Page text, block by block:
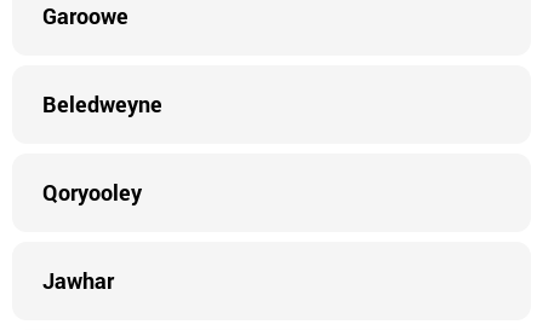
Garoowe
Beledweyne
Qoryooley
Jawhar